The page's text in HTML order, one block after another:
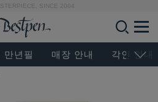
SINCE 2004
만년필 매장 안내 각인 안내